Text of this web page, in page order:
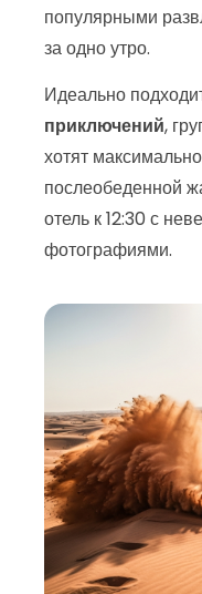
популярными
за одно утро.
Идеально
приключений,
хотят
послеобеденной
отель к 12:30 с
фотографиями.